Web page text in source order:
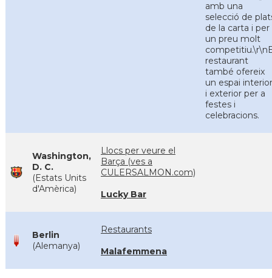
amb una
selecció de
de la carta i per
un preu molt
restaurant
també ofereix
un espai interior
i exterior per a
festes i
celebracions.
Washington,
D. C.
(Estats Units
d'Amèrica)
Llocs per veure el
Barça (ves a
CULERSALMON.com)
Lucky Bar
Berlin
(Alemanya)
Restaurants
Malafemmena